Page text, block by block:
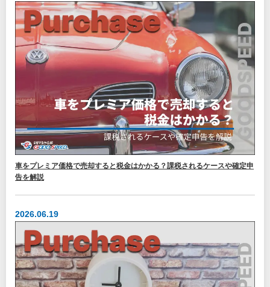
車をプレミア価格で売却すると税金はかかる？課税されるケースや確定申
告を解説
2026.06.19